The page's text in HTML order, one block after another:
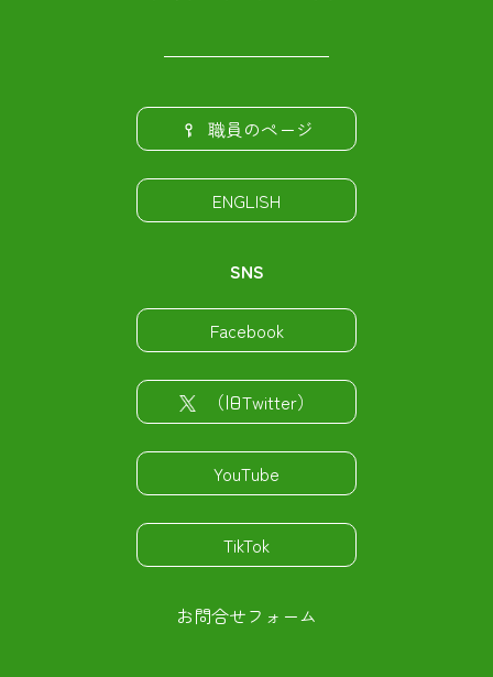
職員のページ
ENGLISH
SNS
Facebook
（旧Twitter）
YouTube
TikTok
お問合せフォーム